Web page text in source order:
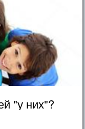
"у них"?